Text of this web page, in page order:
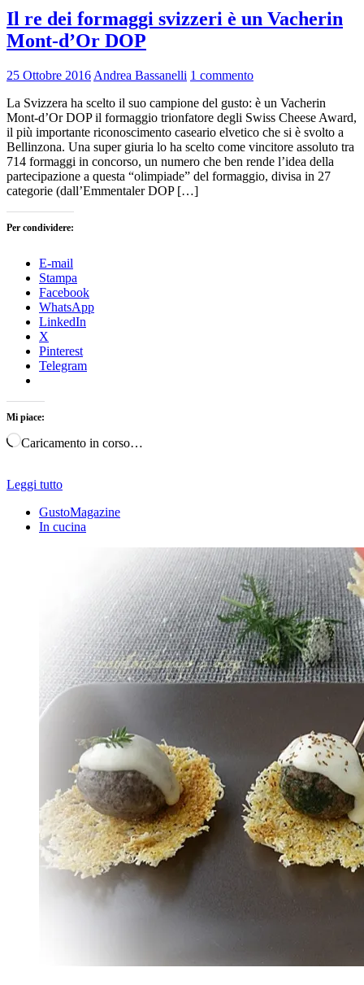
Il re dei formaggi svizzeri è un Vacherin
Mont-d’Or DOP
25 Ottobre 2016 Andrea Bassanelli 1 commento
La Svizzera ha scelto il suo campione del gusto: è un Vacherin
Mont-d’Or DOP il formaggio trionfatore degli Swiss Cheese Award,
il più importante riconoscimento caseario elvetico che si è svolto a
Bellinzona. Una super giuria lo ha scelto come vincitore assoluto tra
714 formaggi in concorso, un numero che ben rende l’idea della
partecipazione a questa “olimpiade” del formaggio, divisa in 27
categorie (dall’Emmentaler DOP […]
Per condividere:
E-mail
Stampa
Facebook
WhatsApp
LinkedIn
X
Pinterest
Telegram
Mi piace:
Caricamento in corso…
Leggi tutto
GustoMagazine
In cucina